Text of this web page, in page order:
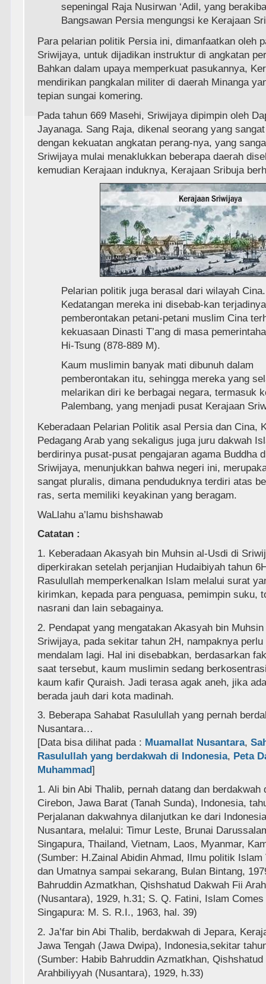
sepeningal Raja Nusirwan ‘Adil, yang
Bangsawan Persia mengungsi ke Kerajaan
Para pelarian politik Persia ini, dimanfaatkan oleh
Sriwijaya, untuk dijadikan instruktur di angkatan
Bahkan dalam upaya memperkuat pasukannya,
mendirikan pangkalan militer di daerah Minanga
tepian sungai komering.
Pada tahun 669 Masehi, Sriwijaya dipimpin oleh
Jayanaga. Sang Raja, dikenal seorang yang
dengan kekuatan angkatan perang-nya, yang
Sriwijaya mulai menaklukkan beberapa daerah
kemudian Kerajaan induknya, Kerajaan Sribuja
Pelarian politik juga berasal dari wilayah Cina.
Kedatangan mereka ini disebab-kan
pemberontakan petani-petani muslim Cina
kekuasaan Dinasti T’ang di masa
Hi-Tsung (878-889 M).
Kaum muslimin banyak mati dibunuh dalam
pemberontakan itu, sehingga mereka yang
melarikan diri ke berbagai negara, termasuk
Palembang, yang menjadi pusat Kerajaan
Keberadaan Pelarian Politik asal Persia dan Cina,
Pedagang Arab yang sekaligus juga juru dakwah
berdirinya pusat-pusat pengajaran agama Buddha
Sriwijaya, menunjukkan bahwa negeri ini,
sangat pluralis, dimana penduduknya terdiri atas
ras, serta memiliki keyakinan yang beragam.
WaLlahu a’lamu bishshawab
Catatan :
1. Keberadaan Akasyah bin Muhsin al-Usdi di
diperkirakan setelah perjanjian Hudaibiyah tahun
Rasulullah memperkenalkan Islam melalui surat
kirimkan, kepada para penguasa, pemimpin suku,
nasrani dan lain sebagainya.
2. Pendapat yang mengatakan Akasyah bin
Sriwijaya, pada sekitar tahun 2H, nampaknya
mendalam lagi. Hal ini disebabkan, berdasarkan
saat tersebut, kaum muslimin sedang
kaum kafir Quraish. Jadi terasa agak aneh, jika
berada jauh dari kota madinah.
3. Beberapa Sahabat Rasulullah yang pernah
Nusantara…
[Data bisa dilihat pada : Muamallat Nusantara,
Rasulullah yang berdakwah di Indonesia, Peta
Muhammad]
1. Ali bin Abi Thalib, pernah datang dan berdakwah
Cirebon, Jawa Barat (Tanah Sunda), Indonesia,
Perjalanan dakwahnya dilanjutkan ke dari
Nusantara, melalui: Timur Leste, Brunai
Singapura, Thailand, Vietnam, Laos, Myanmar,
(Sumber: H.Zainal Abidin Ahmad, Ilmu politik Islam
dan Umatnya sampai sekarang, Bulan Bintang,
Bahruddin Azmatkhan, Qishshatud Dakwah Fii
(Nusantara), 1929, h.31; S. Q. Fatini, Islam
Singapura: M. S. R.I., 1963, hal. 39)
2. Ja’far bin Abi Thalib, berdakwah di Jepara,
Jawa Tengah (Jawa Dwipa), Indonesia,sekitar
(Sumber: Habib Bahruddin Azmatkhan,
Arahbiliyyah (Nusantara), 1929, h.33)